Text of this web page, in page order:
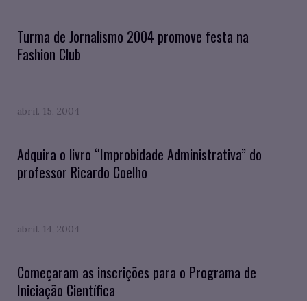
Turma de Jornalismo 2004 promove festa na
Fashion Club
abril. 15, 2004
Adquira o livro “Improbidade Administrativa” do
professor Ricardo Coelho
abril. 14, 2004
Começaram as inscrições para o Programa de
Iniciação Científica